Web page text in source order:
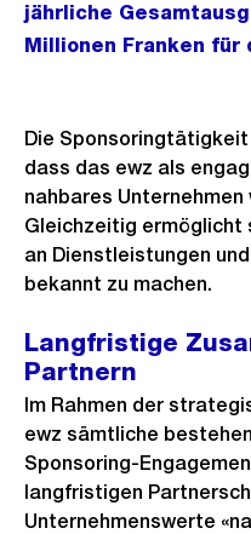
jährliche
Millionen Franken für
Die
dass das ewz als
nahbares Unternehmen
Gleichzeitig ermöglicht
an Dienstleistungen
bekannt zu machen.
Langfristige
Partnern
Im Rahmen der
ewz sämtliche
Sponsoring-
langfristigen
Unternehmenswerte